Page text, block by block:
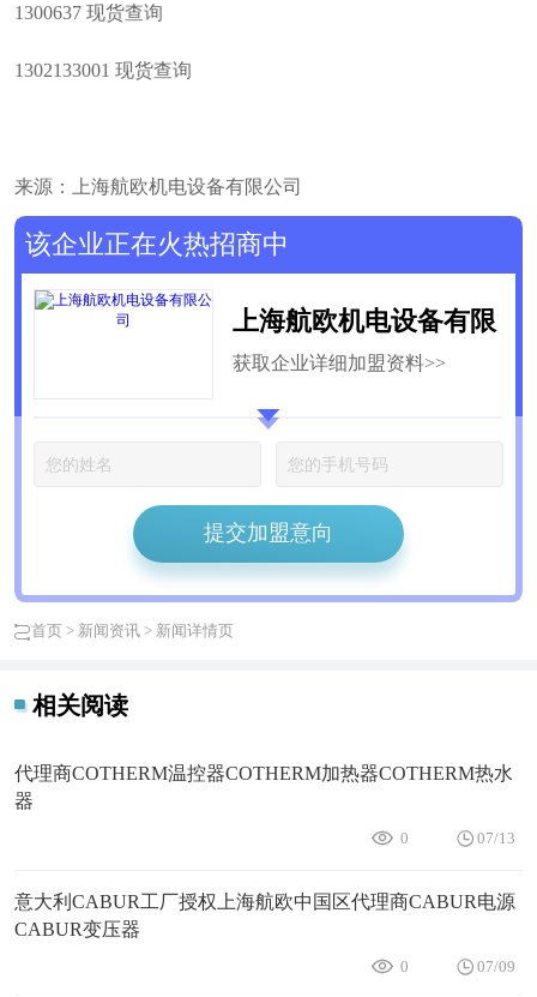
1300637 现货查询
1302133001 现货查询
来源：上海航欧机电设备有限公司
该企业正在火热招商中
上海航欧机电设备有限
公司
获取企业详细加盟资料>>
提交加盟意向
首页> 新闻资讯> 新闻详情页
相关阅读
代理商COTHERM温控器COTHERM加热器COTHERM热水
器
0 07/13
意大利CABUR工厂授权上海航欧中国区代理商CABUR电源
CABUR变压器
0 07/09